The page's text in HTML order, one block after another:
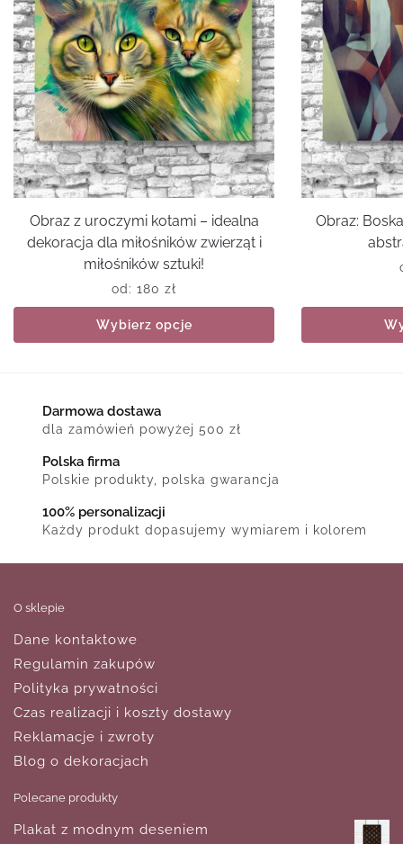
Obraz z uroczymi kotami – idealna
dekoracja dla miłośników zwierząt i
miłośników sztuki!
od: 180 zł
Wybierz opcje
Obraz:
Darmowa dostawa
dla zamówień powyżej 500 zł
Polska firma
Polskie produkty, polska gwarancja
100% personalizacji
Każdy produkt dopasujemy wymiarem i kolorem
O sklepie
Dane kontaktowe
Regulamin zakupów
Polityka prywatności
Czas realizacji i koszty dostawy
Reklamacje i zwroty
Blog o dekoracjach
Polecane produkty
Plakat z modnym deseniem